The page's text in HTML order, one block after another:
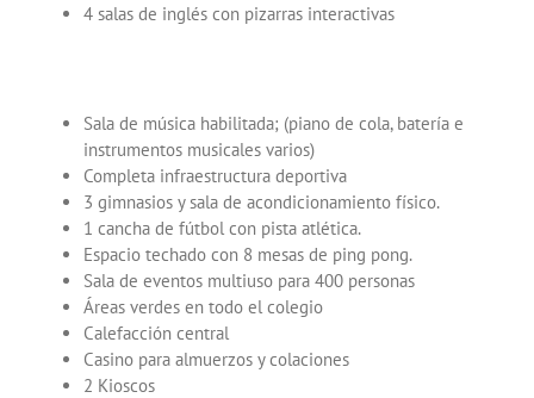
4 salas de inglés con pizarras interactivas
Sala de música habilitada; (piano de cola, batería e
instrumentos musicales varios)
Completa infraestructura deportiva
3 gimnasios y sala de acondicionamiento físico.
1 cancha de fútbol con pista atlética.
Espacio techado con 8 mesas de ping pong.
Sala de eventos multiuso para 400 personas
Áreas verdes en todo el colegio
Calefacción central
Casino para almuerzos y colaciones
2 Kioscos